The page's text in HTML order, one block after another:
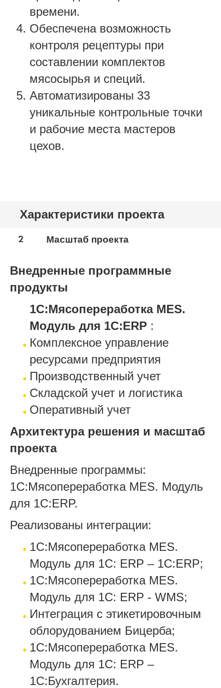
времени.
Обеспечена возможность
контроля рецептуры при
составлении комплектов
мясосырья и специй.
Автоматизированы 33
уникальные контрольные точки
и рабочие места мастеров
цехов.
Характеристики проекта
2 Масштаб проекта
Внедренные программные
продукты
1С:Мясопереработка MES.
Модуль для 1С:ERP :
Комплексное управление
ресурсами предприятия
Производственный учет
Складской учет и логистика
Оперативный учет
Архитектура решения и масштаб
проекта
Внедренные программы:
1С:Мясопереработка MES. Модуль
для 1С:ERP.
Реализованы интеграции:
1С:Мясопереработка MES.
Модуль для 1С: ERP – 1С:ERP;
1С:Мясопереработка MES.
Модуль для 1С: ERP - WMS;
Интеграция с этикетировочным
облорудованием Бицерба;
1С:Мясопереработка MES.
Модуль для 1С: ERP –
1С:Бухгалтерия.